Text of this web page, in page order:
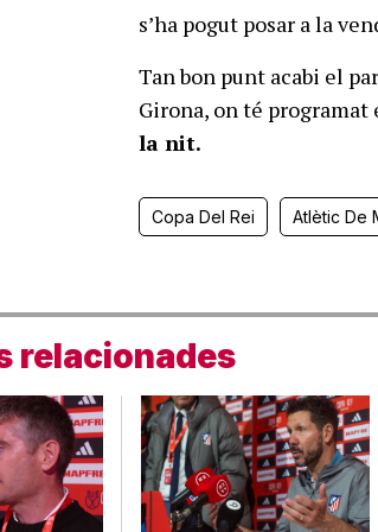
s’ha pogut posar a la
Tan bon punt acabi el
Girona, on té programat
la nit.
Copa Del Rei Atlètic De
relacionades